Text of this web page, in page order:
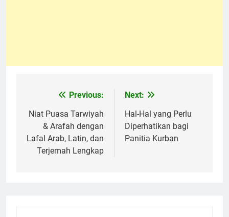
Navigasi
pos
Previous:
Niat Puasa Tarwiyah
& Arafah dengan
Lafal Arab, Latin, dan
Terjemah Lengkap
Next:
Hal-Hal yang Perlu
Diperhatikan bagi
Panitia Kurban